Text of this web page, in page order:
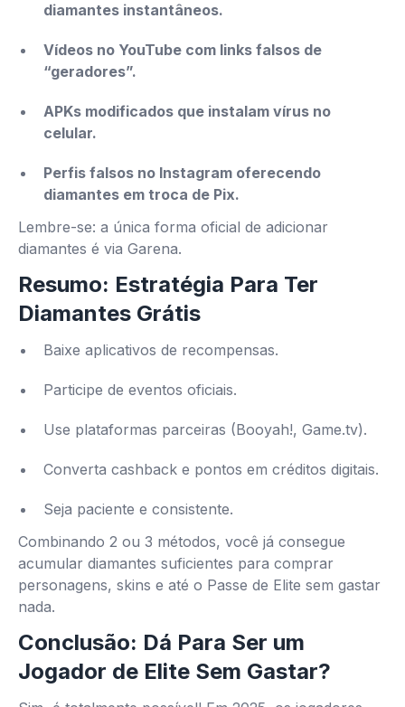
diamantes instantâneos.
Vídeos no YouTube com links falsos de
“geradores”.
APKs modificados que instalam vírus no
celular.
Perfis falsos no Instagram oferecendo
diamantes em troca de Pix.
Lembre-se: a única forma oficial de adicionar
diamantes é via Garena.
Resumo: Estratégia Para Ter
Diamantes Grátis
Baixe aplicativos de recompensas.
Participe de eventos oficiais.
Use plataformas parceiras (Booyah!, Game.tv).
Converta cashback e pontos em créditos digitais.
Seja paciente e consistente.
Combinando 2 ou 3 métodos, você já consegue
acumular diamantes suficientes para comprar
personagens, skins e até o Passe de Elite sem gastar
nada.
Conclusão: Dá Para Ser um
Jogador de Elite Sem Gastar?